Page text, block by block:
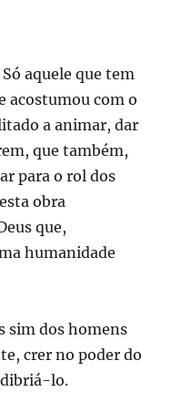
aquele que tem
acostumou com o
a animar, dar
que também,
para o rol dos
obra
que,
humanidade
sim dos homens
crer no poder do
lo.